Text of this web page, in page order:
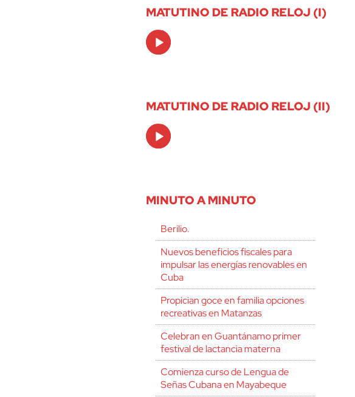
MATUTINO DE RADIO RELOJ (I)
Audio
Player
MATUTINO DE RADIO RELOJ (II)
Audio
Player
MINUTO A MINUTO
Berilio.
Nuevos beneficios fiscales para
impulsar las energías renovables en
Cuba
Propician goce en familia opciones
recreativas en Matanzas
Celebran en Guantánamo primer
festival de lactancia materna
Comienza curso de Lengua de
Señas Cubana en Mayabeque